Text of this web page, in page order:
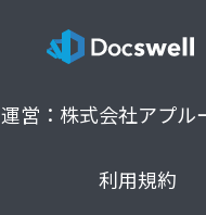
運営：株式会社アプル
利用規約